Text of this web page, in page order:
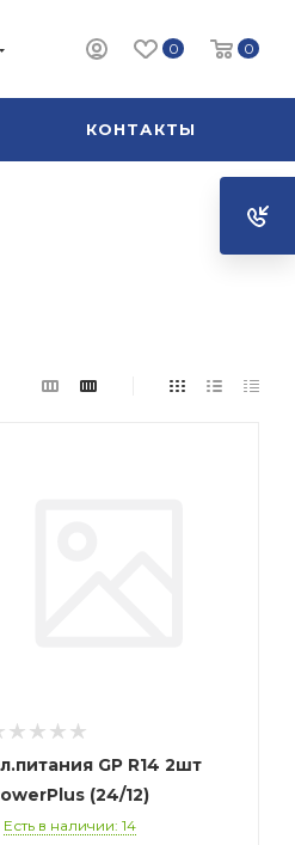
0 0
КОНТАКТЫ
GP R14 2шт
(24/12)
Есть в наличии: 14